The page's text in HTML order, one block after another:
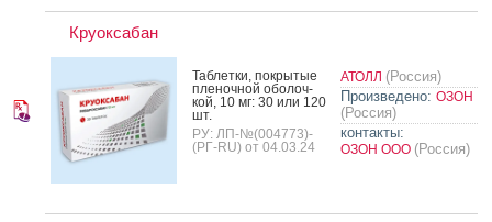
Круоксабан
Таб­летки, пок­ры­тые
пле­ноч­ной обо­лоч­
кой, 10 мг: 30 или 120
шт.
РУ: ЛП-№(004773)-
(РГ-RU) от 04.03.24
АТОЛЛ (Россия)
Произведено: ОЗОН
(Россия)
контакты:
ОЗОН ООО (Россия)